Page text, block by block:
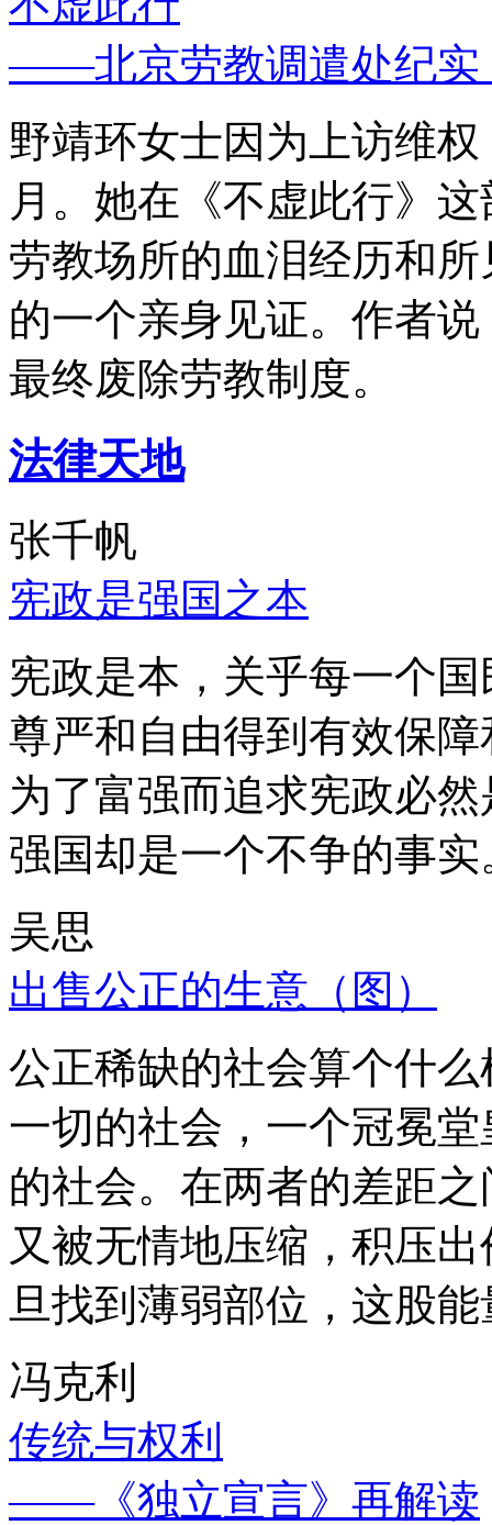
——北京劳教调遣处纪实
野靖环女士因为上访维
月。她在《不虚此行》
劳教场所的血泪经历和
的一个亲身见证。作者
最终废除劳教制度。
法律天地
张千帆
宪政是强国之本
宪政是本，关乎每一个
尊严和自由得到有效保
为了富强而追求宪政必
强国却是一个不争的事实
吴思
出售公正的生意（图）
公正稀缺的社会算个什
一切的社会，一个冠冕
的社会。在两者的差距
又被无情地压缩，积压
旦找到薄弱部位，这股
冯克利
传统与权利
——《独立宣言》再解读